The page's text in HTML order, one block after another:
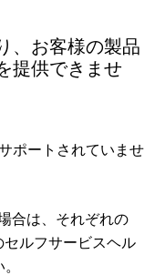
、お客様の製品
提供できませ
ポートされていませ
合は、それぞれの
ルフサービスヘル